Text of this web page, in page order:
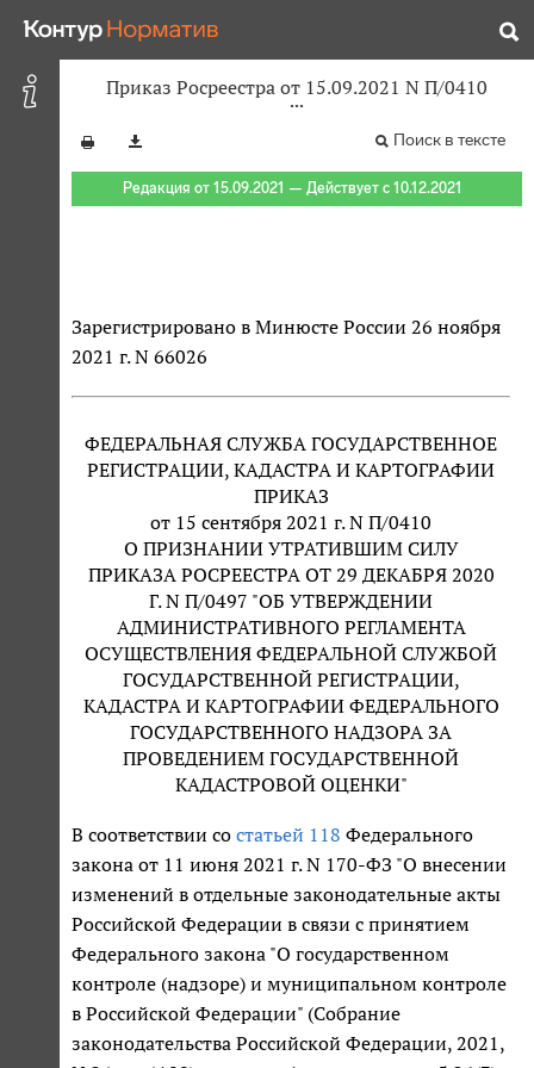
Приказ Росреестра от 15.09.2021 N П/0410
Поиск в тексте
Редакция от 15.09.2021 — Действует с 10.12.2021
Зарегистрировано в Минюсте России 26 ноября
2021 г. N 66026
ФЕДЕРАЛЬНАЯ СЛУЖБА ГОСУДАРСТВЕННОЕ
РЕГИСТРАЦИИ, КАДАСТРА И КАРТОГРАФИИ
ПРИКАЗ
от 15 сентября 2021 г. N П/0410
О ПРИЗНАНИИ УТРАТИВШИМ СИЛУ
ПРИКАЗА РОСРЕЕСТРА ОТ 29 ДЕКАБРЯ 2020
Г. N П/0497 "ОБ УТВЕРЖДЕНИИ
АДМИНИСТРАТИВНОГО РЕГЛАМЕНТА
ОСУЩЕСТВЛЕНИЯ ФЕДЕРАЛЬНОЙ СЛУЖБОЙ
ГОСУДАРСТВЕННОЙ РЕГИСТРАЦИИ,
КАДАСТРА И КАРТОГРАФИИ ФЕДЕРАЛЬНОГО
ГОСУДАРСТВЕННОГО НАДЗОРА ЗА
ПРОВЕДЕНИЕМ ГОСУДАРСТВЕННОЙ
КАДАСТРОВОЙ ОЦЕНКИ"
В соответствии со статьей 118 Федерального
закона от 11 июня 2021 г. N 170-ФЗ "О внесении
изменений в отдельные законодательные акты
Российской Федерации в связи с принятием
Федерального закона "О государственном
контроле (надзоре) и муниципальном контроле
в Российской Федерации" (Собрание
законодательства Российской Федерации, 2021,